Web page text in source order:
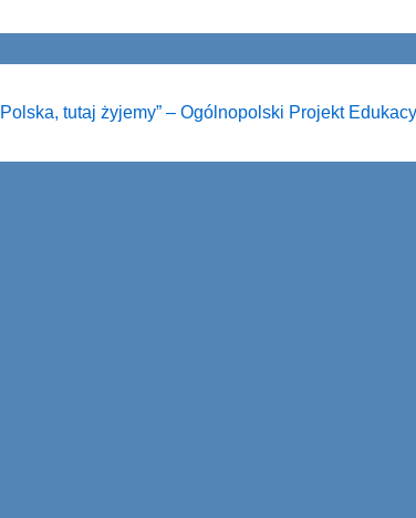
Polska, tutaj żyjemy” – Ogólnopolski Projekt